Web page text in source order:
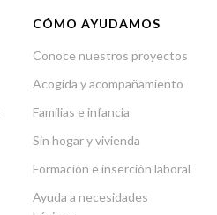
CÓMO AYUDAMOS
Conoce nuestros proyectos
Acogida y acompañamiento
Familias e infancia
Sin hogar y vivienda
Formación e inserción laboral
Ayuda a necesidades